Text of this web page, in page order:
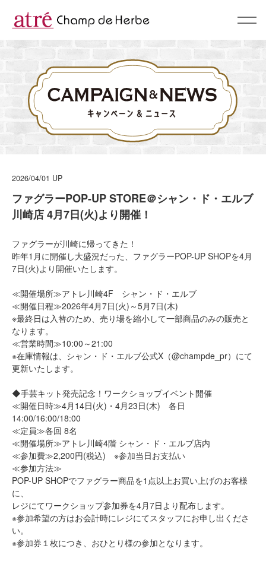
About
コンセプト
BrandList
ブランド一覧
Campaign & News
Recommend
スタッフおすすめ
Shop
ショップリスト
採用情報
会社情報
お問い合わせ
プライバシーポリシー
サイトのご利用について
2026/04/01 UP
ファグラーPOP-UP STORE＠シャン・ド・エルブ
川崎店 4月7日(火)より開催！
ファグラーが川崎に帰ってきた！
昨年1月に開催し大盛況だった、ファグラーPOP-UP SHOPを4月
7日(火)より開催いたします。
≪開催場所≫アトレ川崎4F シャン・ド・エルブ
≪開催日程≫2026年4月7日(火)～5月7日(木)
※最終日は入替のため、売り場を縮小して一部商品のみの販売と
なります。
≪営業時間≫10:00～21:00
※在庫情報は、シャン・ド・エルブ公式X（@champde_pr）にて
更新いたします。
◆手芸キット発売記念！ワークショップイベント開催
≪開催日時≫4月14日(火)・4月23日(木) 各日
14:00/16:00/18:00
≪定員≫各回 8名
≪開催場所≫アトレ川崎4階 シャン・ド・エルブ店内
≪参加費≫2,200円(税込) ※参加当日お支払い
≪参加方法≫
POP-UP SHOPでファグラー商品を1点以上お買い上げのお客様
に、
レジにてワークショップ参加券を4月7日より配布します。
※参加希望の方はお会計時にレジにてスタッフにお申し出くださ
い。
※参加券１枚につき、おひとり様の参加となります。